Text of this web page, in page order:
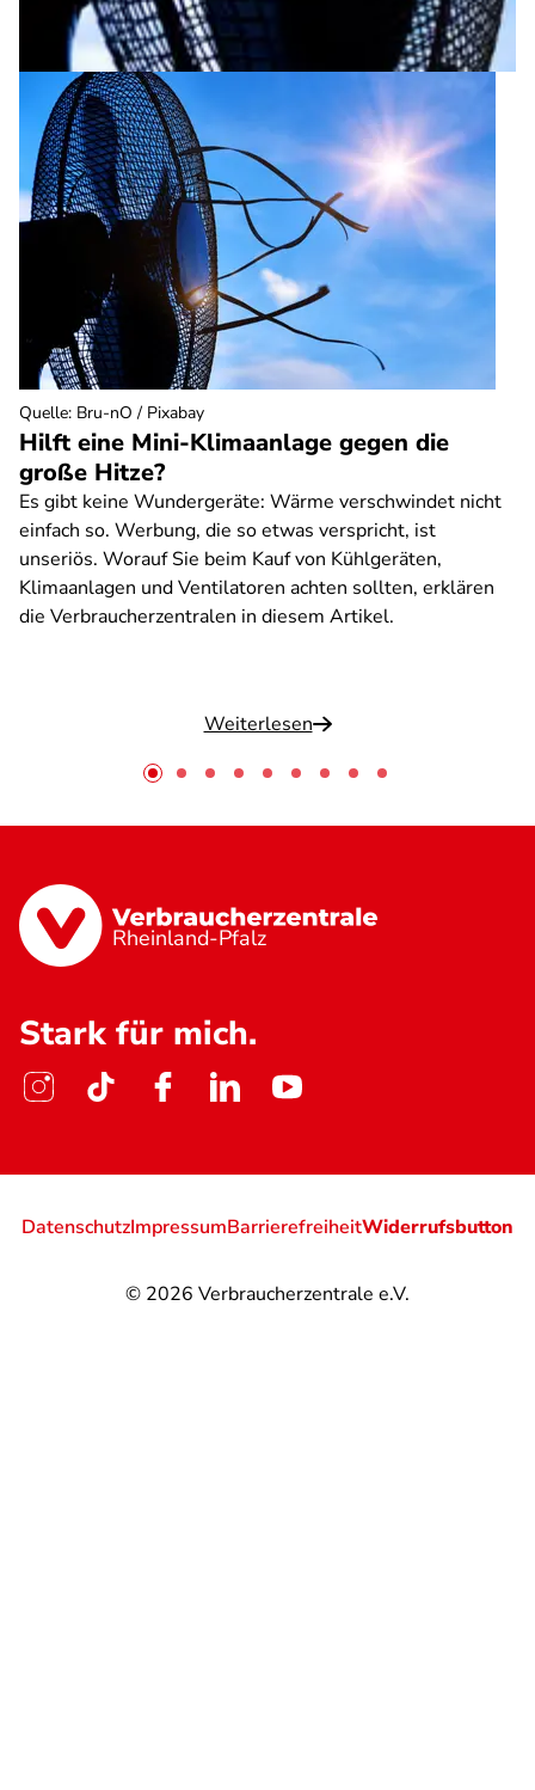
Hilft eine Mini-Klimaanlage gegen die
große Hitze?
Es gibt keine Wundergeräte: Wärme verschwindet nicht
einfach so. Werbung, die so etwas verspricht, ist
unseriös. Worauf Sie beim Kauf von Kühlgeräten,
Klimaanlagen und Ventilatoren achten sollten, erklären
die Verbraucherzentralen in diesem Artikel.
Weiterlesen
Quelle: Bru-nO / Pixabay
Rheinland-Pfalz
Stark für mich.
© 2026 Verbraucherzentrale e.V.
DatenschutzImpressumBarrierefreiheitWiderrufsbutton